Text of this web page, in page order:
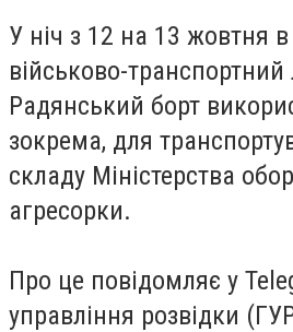
У ніч з 12 на 13 жовтня в
військово-транспортний
Радянський борт
зокрема, для
складу Міністерства
агресорки.
Про це повідомляє у
управління розвідки